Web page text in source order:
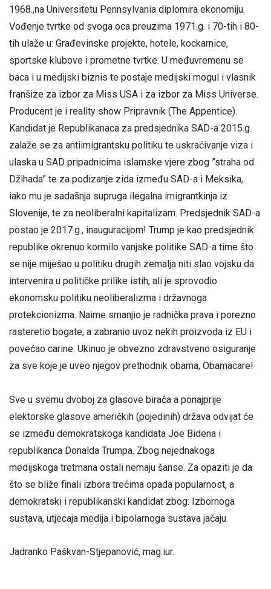
1968.,na Universitetu Pennsylvania diplomira ekonomiju.
Vođenje tvrtke od svoga oca preuzima 1971.g. i 70-tih i 80-
tih ulaže u: Građevinske projekte, hotele, kockarnice,
sportske klubove i prometne tvrtke. U međuvremenu se
baca i u medijski biznis te postaje medijski mogul i vlasnik
franšize za izbor za Miss USA i za izbor za Miss Universe.
Producent je i reality show Pripravnik (The Appentice).
Kandidat je Republikanaca za predsjednika SAD-a 2015.g.
zalaže se za antiimigrantsku politiku te uskraćivanje viza i
ulaska u SAD pripadnicima islamske vjere zbog ”straha od
Džihada” te za podizanje zida između SAD-a i Meksika,
iako mu je sadašnja supruga ilegalna imigrantkinja iz
Slovenije, te za neoliberalni kapitalizam. Predsjednik SAD-a
postao je 2017.g., inauguracijom! Trump je kao predsjednik
republike okrenuo kormilo vanjske politike SAD-a time što
se nije miješao u politiku drugih zemalja niti slao vojsku da
intervenira u političke prilike istih, ali je sprovodio
ekonomsku politiku neoliberalizma i državnoga
protekcionizma. Naime smanjio je radnička prava i porezno
rasteretio bogate, a zabranio uvoz nekih proizvoda iz EU i
povećao carine. Ukinuo je obvezno zdravstveno osiguranje
za sve koje je uveo njegov prethodnik obama, Obamacare!
Sve u svemu dvoboj za glasove birača a ponajprije
elektorske glasove američkih (pojedinih) država odvijat će
se između demokratskoga kandidata Joe Bidena i
republikanca Donalda Trumpa. Zbog nejednakoga
medijskoga tretmana ostali nemaju šanse. Za opaziti je da
što se bliže finali izbora trećima opada popularnost, a
demokratski i republikanski kandidat zbog: Izbornoga
sustava, utjecaja medija i bipolarnoga sustava jačaju.
Jadranko Paškvan-Stjepanović, mag.iur.